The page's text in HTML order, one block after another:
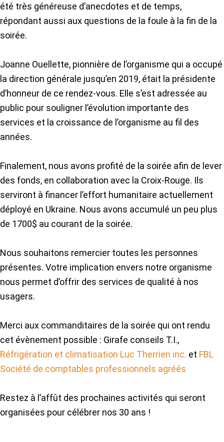
été très généreuse d’anecdotes et de temps,
répondant aussi aux questions de la foule à la fin de la
soirée.
Joanne Ouellette, pionnière de l’organisme qui a occupé
la direction générale jusqu’en 2019, était la présidente
d’honneur de ce rendez-vous. Elle s’est adressée au
public pour souligner l’évolution importante des
services et la croissance de l’organisme au fil des
années.
Finalement, nous avons profité de la soirée afin de lever
des fonds, en collaboration avec la Croix-Rouge. Ils
serviront à financer l’effort humanitaire actuellement
déployé en Ukraine. Nous avons accumulé un peu plus
de 1700$ au courant de la soirée.
Nous souhaitons remercier toutes les personnes
présentes. Votre implication envers notre organisme
nous permet d’offrir des services de qualité à nos
usagers.
Merci aux commanditaires de la soirée qui ont rendu
cet évènement possible : Girafe conseils T.I.,
Réfrigération et climatisation Luc Therrien inc. et FBL
Société de comptables professionnels agréés
Restez à l’affût des prochaines activités qui seront
organisées pour célébrer nos 30 ans !